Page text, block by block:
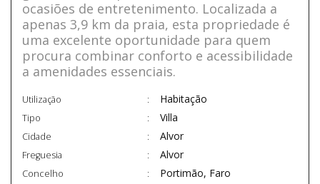
ocasiões de entretenimento. Localizada a
apenas 3,9 km da praia, esta propriedade é
uma excelente oportunidade para quem
procura combinar conforto e acessibilidade
a amenidades essenciais.
Utilização Habitação
Tipo Villa
Cidade Alvor
Freguesia Alvor
Concelho Portimão, Faro